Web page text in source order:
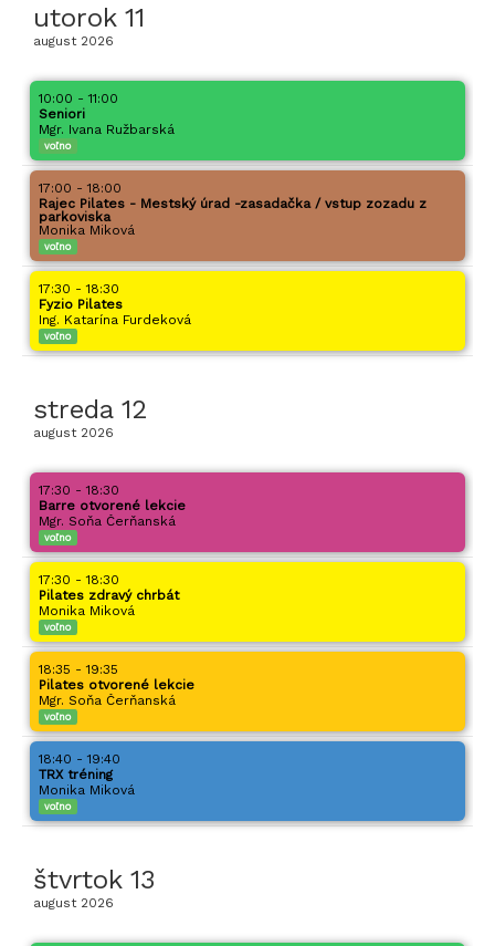
utorok 11
august 2026
10:00 - 11:00
Seniori
Mgr. Ivana Ružbarská
voľno
17:00 - 18:00
Rajec Pilates - Mestský úrad -zasadačka / vstup zozadu z
parkoviska
Monika Miková
voľno
17:30 - 18:30
Fyzio Pilates
Ing. Katarína Furdeková
voľno
streda 12
august 2026
17:30 - 18:30
Barre otvorené lekcie
Mgr. Soňa Čerňanská
voľno
17:30 - 18:30
Pilates zdravý chrbát
Monika Miková
voľno
18:35 - 19:35
Pilates otvorené lekcie
Mgr. Soňa Čerňanská
voľno
18:40 - 19:40
TRX tréning
Monika Miková
voľno
štvrtok 13
august 2026